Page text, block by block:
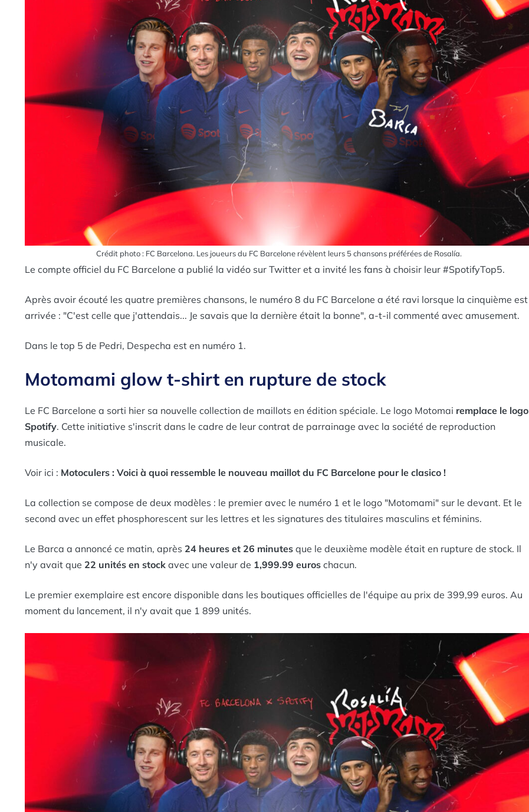
Crédit photo : FC Barcelona. Les joueurs du FC Barcelone révèlent leurs 5 chansons préférées de Rosalía.
Le compte officiel du FC Barcelone a publié la vidéo sur Twitter et a invité les fans à choisir leur #SpotifyTop5.
Après avoir écouté les quatre premières chansons, le numéro 8 du FC Barcelone a été ravi lorsque la cinquième est
arrivée : "C'est celle que j'attendais... Je savais que la dernière était la bonne", a-t-il commenté avec amusement.
Dans le top 5 de Pedri, Despecha est en numéro 1.
Motomami glow t-shirt en rupture de stock
Le FC Barcelone a sorti hier sa nouvelle collection de maillots en édition spéciale. Le logo Motomai remplace le logo
Spotify. Cette initiative s'inscrit dans le cadre de leur contrat de parrainage avec la société de reproduction
musicale.
Voir ici : Motoculers : Voici à quoi ressemble le nouveau maillot du FC Barcelone pour le clasico !
La collection se compose de deux modèles : le premier avec le numéro 1 et le logo "Motomami" sur le devant. Et le
second avec un effet phosphorescent sur les lettres et les signatures des titulaires masculins et féminins.
Le Barca a annoncé ce matin, après 24 heures et 26 minutes que le deuxième modèle était en rupture de stock. Il
n'y avait que 22 unités en stock avec une valeur de 1,999.99 euros chacun.
Le premier exemplaire est encore disponible dans les boutiques officielles de l'équipe au prix de 399,99 euros. Au
moment du lancement, il n'y avait que 1 899 unités.